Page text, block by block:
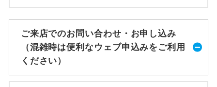
ご来店でのお問い合わせ・お申し込み
（混雑時は便利なウェブ申込みをご利用
ください）